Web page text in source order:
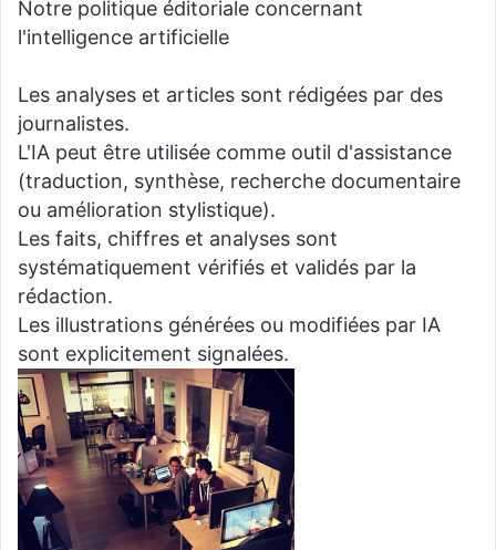
Notre politique éditoriale concernant
l'intelligence artificielle
Les analyses et articles sont rédigées par des
journalistes.
L'IA peut être utilisée comme outil d'assistance
(traduction, synthèse, recherche documentaire
ou amélioration stylistique).
Les faits, chiffres et analyses sont
systématiquement vérifiés et validés par la
rédaction.
Les illustrations générées ou modifiées par IA
sont explicitement signalées.